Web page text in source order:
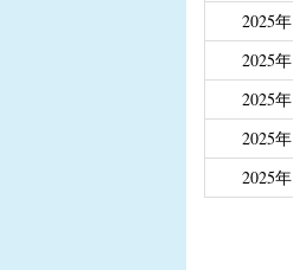
2025年
2025年
2025年
2025年
2025年